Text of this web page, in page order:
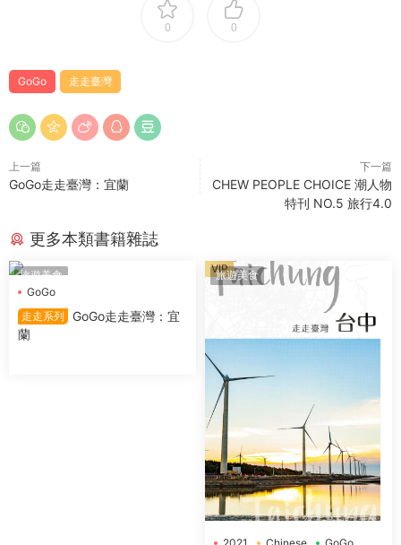
0 0
GoGo 走走臺灣
上一篇
GoGo走走臺灣：宜蘭
下一篇
CHEW PEOPLE CHOICE 潮人物
特刊 NO.5 旅行4.0
更多本類書籍雜誌
旅遊美食
GoGo
走走系列
GoGo走走臺灣：宜
蘭
旅遊美食
VIP